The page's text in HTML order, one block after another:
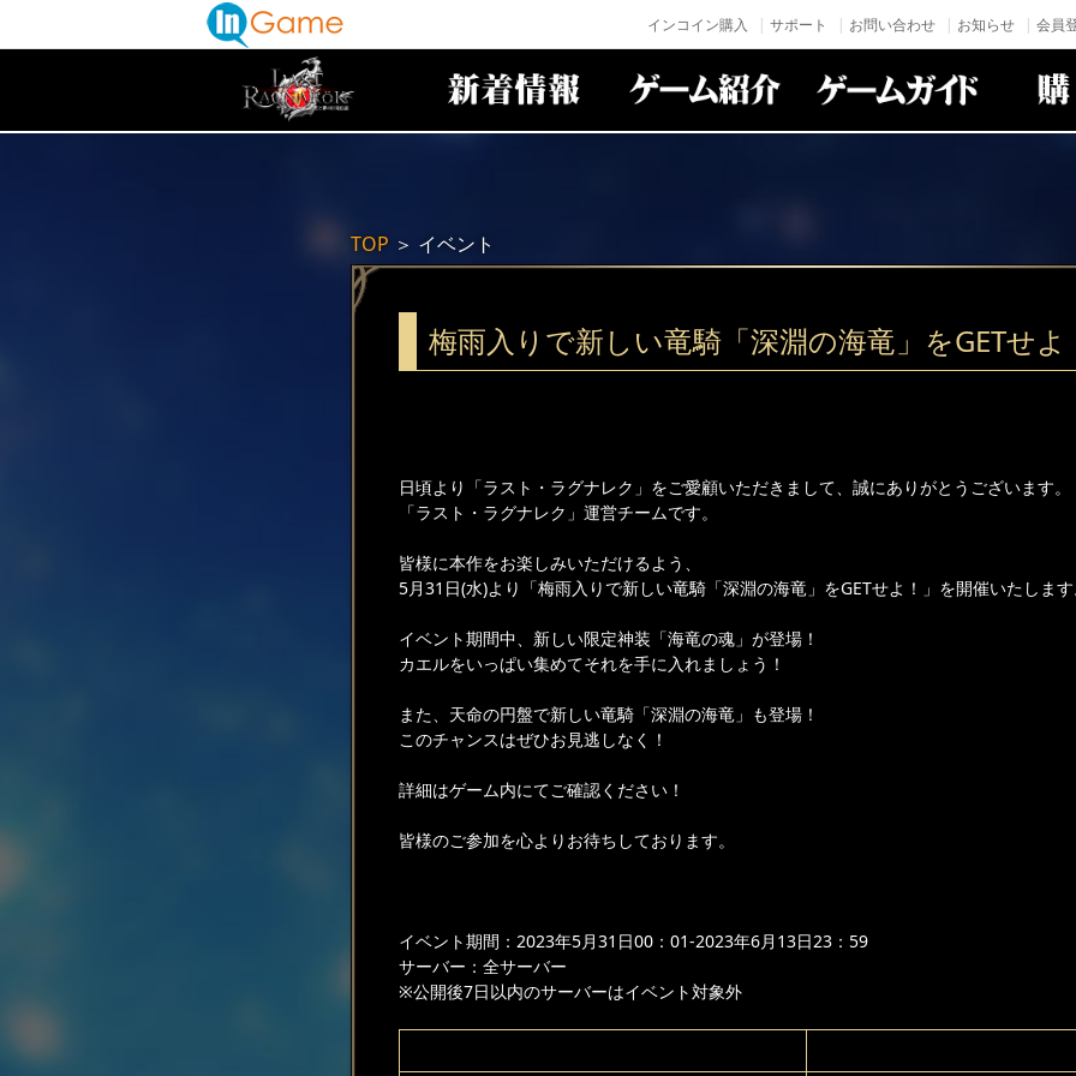
インコイン購入 サポート お問い合わせ お知らせ 会員
TOP ＞ イベント
梅雨入りで新しい竜騎「深淵の海竜」をGETせよ
日頃より「ラスト・ラグナレク」をご愛顧いただきまして、誠にありがとうございます。
「ラスト・ラグナレク」運営チームです。
皆様に本作をお楽しみいただけるよう、
5月31日(水)より「梅雨入りで新しい竜騎「深淵の海竜」をGETせよ！」を開催いたしま
イベント期間中、新しい限定神装「海竜の魂」が登場！
カエルをいっぱい集めてそれを手に入れましょう！
また、天命の円盤で新しい竜騎「深淵の海竜」も登場！
このチャンスはぜひお見逃しなく！
詳細はゲーム内にてご確認ください！
皆様のご参加を心よりお待ちしております。
イベント期間：2023年5月31日00：01-2023年6月13日23：59
サーバー：全サーバー
※公開後7日以内のサーバーはイベント対象外